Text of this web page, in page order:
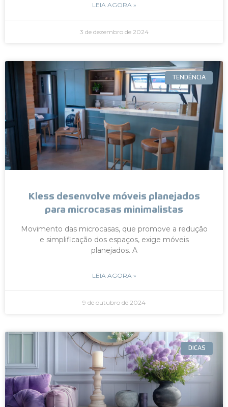
LEIA AGORA »
3 de dezembro de 2024
TENDÊNCIA
Kless desenvolve móveis planejados
para microcasas minimalistas
Movimento das microcasas, que promove a redução
e simplificação dos espaços, exige móveis
planejados. A
LEIA AGORA »
9 de outubro de 2024
DICAS